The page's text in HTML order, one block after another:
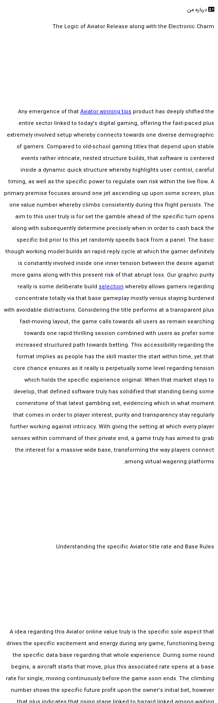
درباره من
The Logic of Aviator Release along with the Electronic Charm
Any emergence of thatAviator winning tips product has deeply shifted the
entire sector linked to today's digital gaming, offering the fast-paced plus
extremely involved setup whereby connects towards one diverse demographic
of gamers. Compared to old-school gaming titles that depend upon stable
events rather intricate, nested structure builds, that software is centered
inside a dynamic quick structure whereby highlights user control, careful
timing, as well as the specific power to regulate own risk within the live flow. A
primary premise focuses around one jet ascending up upon some screen, plus
one value number whereby climbs consistently during this flight persists. The
aim to this user truly is for set the gamble ahead of the specific turn opens
along with subsequently determine precisely when in order to cash back the
specific bid prior to this jet randomly speeds back from a panel. The basic
though working model builds an rapid reply cycle at which the gamer definitely
is constantly involved inside one inner tension between the desire against
more gains along with this present risk of that abrupt loss. Our graphic purity
really is some deliberate build selectionwhereby allows gamers regarding
concentrate totally via that base gameplay mostly versus staying burdened
with avoidable distractions. Considering the title performs at a transparent plus
fast-moving layout, the game calls towards all users as remain searching
towards one rapid thrilling session combined with users as prefer some
increased structured path towards betting. This accessibility regarding the
format implies as people has the skill master the start within time, yet that
core chance ensures as it really is perpetually some level regarding tension
which holds the specific experience original. When that market stays to
develop, that defined software truly has solidified that standing being some
cornerstone of that latest gambling set, evidencing which in what moment
that comes in order to player interest, purity and transparency stay regularly
further working against intricacy. With giving the setting at which every player
senses within command of their private end, a game truly has aimed to grab
the interest for a massive wide base, transforming the way players connect
among virtual wagering platforms.
Understanding the specific Aviator title rate and Base Rules
A idea regarding this Aviator online value truly is the specific sole aspect that
drives the specific excitement and energy during any game, functioning being
the specific data base regarding that whole experience. During some round
begins, a aircraft starts that move, plus this associated rate opens at a base
rate for single, moving continuously before the game soon ends. The climbing
number shows the specific future profit upon the owner’s initial bet, however